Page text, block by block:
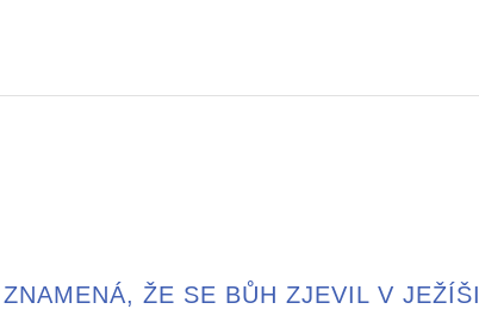
ŽE SE BŮH ZJEVIL V JEŽÍŠI